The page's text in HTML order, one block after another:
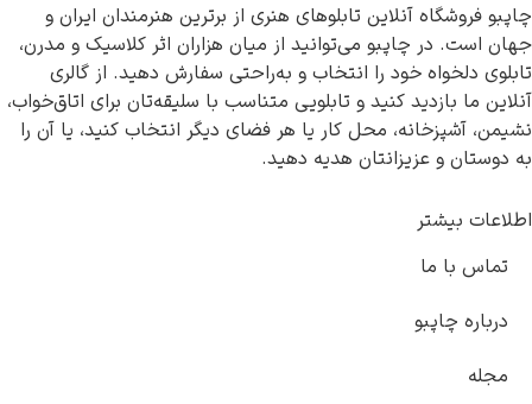
چاپبو فروشگاه آنلاین تابلوهای هنری از برترین هنرمندان ایران و
جهان است. در چاپبو می‌توانید از میان هزاران اثر کلاسیک و مدرن،
تابلوی دلخواه خود را انتخاب و به‌راحتی سفارش دهید. از گالری
آنلاین ما بازدید کنید و تابلویی متناسب با سلیقه‌تان برای اتاق‌خواب،
نشیمن، آشپزخانه، محل کار یا هر فضای دیگر انتخاب کنید، یا آن را
به دوستان و عزیزانتان هدیه دهید.
اطلاعات بیشتر
تماس با ما
درباره چاپبو
مجله